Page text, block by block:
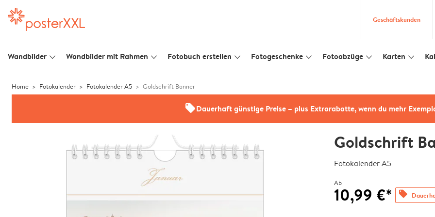
Geschäftskunden
Wandbilder slim_arrow_down Wandbilder mit Rahmen slim_arrow_down Fotobuch erstellen slim_arrow_down Fotogeschenke slim_arrow_down Fotoabzüge slim_arrow_down Karten slim_arrow_down
Home Fotokalender Fotokalender A5 Goldschrift Banner
offersDauerhaft günstige Preise – plus Extrarabatte, wenn du mehr
Goldschrift
Fotokalender A5
Ab
10,99 €* offers